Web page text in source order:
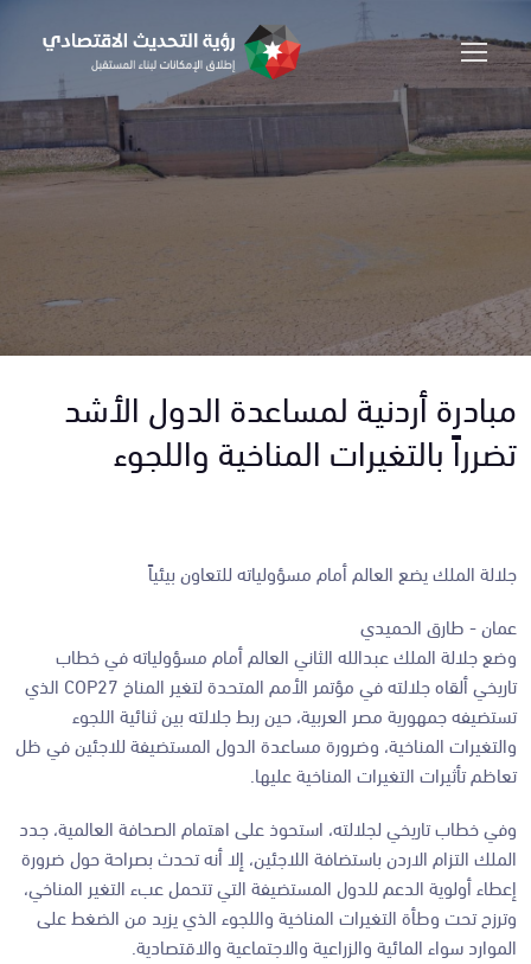
مبادرة أردنية لمساعدة الدول الأشد
تضرراً بالتغيرات المناخية واللجوء
جلالة الملك يضع العالم أمام مسؤولياته للتعاون بيئياً
عمان - طارق الحميدي
وضع جلالة الملك عبدالله الثاني العالم أمام مسؤولياته في خطاب
تاريخي ألقاه جلالته في مؤتمر الأمم المتحدة لتغير المناخ COP27 الذي
تستضيفه جمهورية مصر العربية، حين ربط جلالته بين ثنائية اللجوء
والتغيرات المناخية، وضرورة مساعدة الدول المستضيفة للاجئين في ظل
تعاظم تأثيرات التغيرات المناخية عليها.
وفي خطاب تاريخي لجلالته، استحوذ على اهتمام الصحافة العالمية، جدد
الملك التزام الاردن باستضافة اللاجئين، إلا أنه تحدث بصراحة حول ضرورة
إعطاء أولوية الدعم للدول المستضيفة التي تتحمل عبء التغير المناخي،
وترزح تحت وطأة التغيرات المناخية واللجوء الذي يزيد من الضغط على
الموارد سواء المائية والزراعية والاجتماعية والاقتصادية.